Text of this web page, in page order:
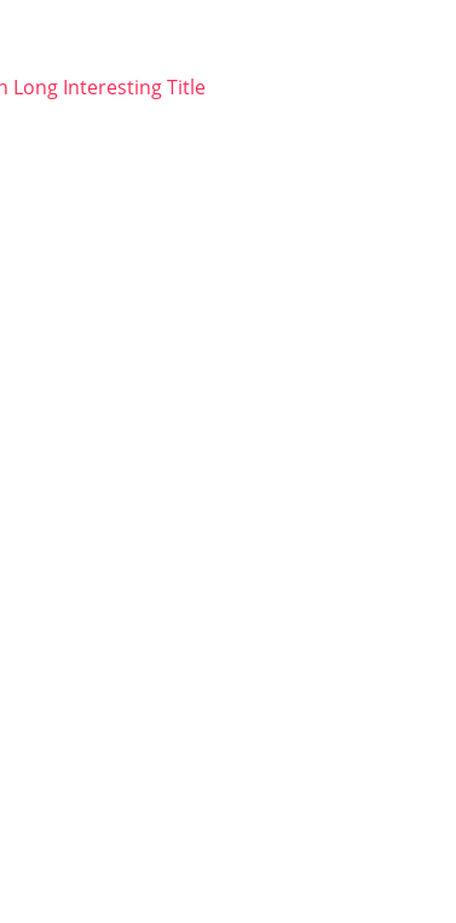
Long Interesting Title